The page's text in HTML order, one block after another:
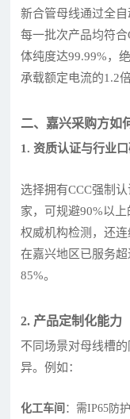
新合管母线通过全
每一批次产品均符
体纯度达99.99%，
承载额定电流的1.2
二、嘉兴采购方如
1. 资质认证与行业
选择拥有CCC强制
家，可规避90%以
权威机构检测，还连
在嘉兴地区已服务
85%。
2. 产品定制化能力
不同场景对母线槽
异。例如：
化工车间 ：需IP65防